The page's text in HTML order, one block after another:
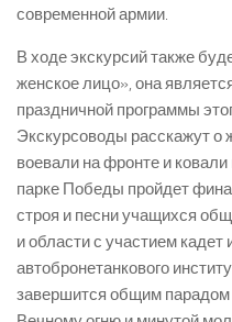
современной армии.
В ходе экскурсий также
женское лицо», она
праздничной программы
Экскурсоводы расскажут
воевали на фронте и
парке Победы пройдет
строя и песни учащихся
и области с участием кадет
автобронетанкового
завершится общим парадом